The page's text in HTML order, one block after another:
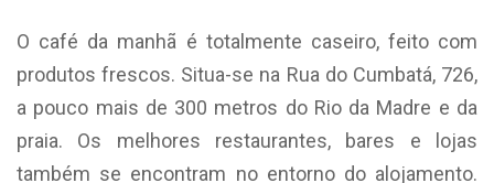
O café da manhã é totalmente caseiro, feito com
produtos frescos. Situa-se na Rua do Cumbatá, 726,
a pouco mais de 300 metros do Rio da Madre e da
praia. Os melhores restaurantes, bares e lojas
também se encontram no entorno do alojamento.